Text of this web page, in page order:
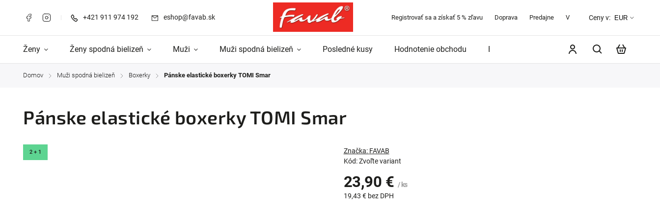
+421 911 974 192 eshop@favab.sk Registrovať sa a získať 5 % zľavu Doprava Predajne Veľkostná tabuľka O značke
Ceny v: EUR
Ženy Ženy spodná bielizeň Muži Muži spodná bielizeň Posledné kusy Hodnotenie obchodu Blog
Domov / Muži spodná bielizeň / Boxerky / Pánske elastické boxerky TOMI Smar
Pánske elastické boxerky TOMI Smar
2 + 1
Kód: Zvoľte variant
Značka: FAVAB
23,90 € / ks
19,43 €bez DPH